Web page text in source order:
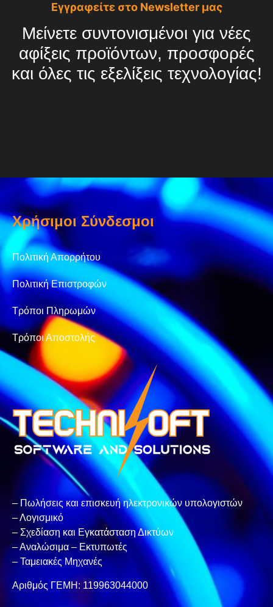
Εγγραφείτε στο Newsletter μας
Μείνετε συντονισμένοι για νέες
αφίξεις προϊόντων, προσφορές
και όλες τις εξελίξεις τεχνολογίας!
Χρήσιμοι Σύνδεσμοι
Πολιτική Απορρήτου
Πολιτική Επιστροφών
Τρόποι Πληρωμών
Τρόποι Αποστολής
– Πωλήσεις και επισκευή ηλεκτρονικών υπολογιστών
– Λογισμικό
– Σχεδίαση και Εγκατάσταση Δικτύων
– Αναλώσιμα – Εκτυπωτές
– Ταμειακές Μηχανές
Αριθμός ΓΕΜΗ: 119963044000